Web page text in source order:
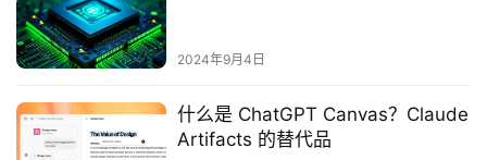
2024年9月4日
什么是 ChatGPT Canvas？Claude
Artifacts 的替代品